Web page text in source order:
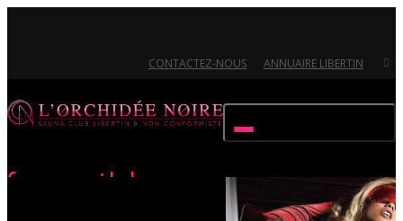
CONTACTEZ-NOUS ANNUAIRE LIBERTIN
Caresse moi baby